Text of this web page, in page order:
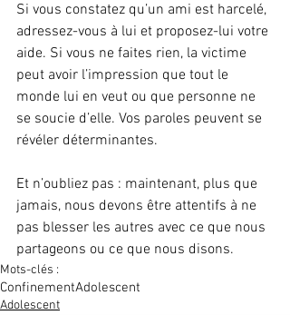
Si vous constatez qu’un ami est harcelé,
adressez-vous à lui et proposez-lui votre
aide. Si vous ne faites rien, la victime
peut avoir l’impression que tout le
monde lui en veut ou que personne ne
se soucie d’elle. Vos paroles peuvent se
révéler déterminantes.
Et n’oubliez pas : maintenant, plus que
jamais, nous devons être attentifs à ne
pas blesser les autres avec ce que nous
partageons ou ce que nous disons.
Mots-clés :
ConfinementAdolescent
Adolescent